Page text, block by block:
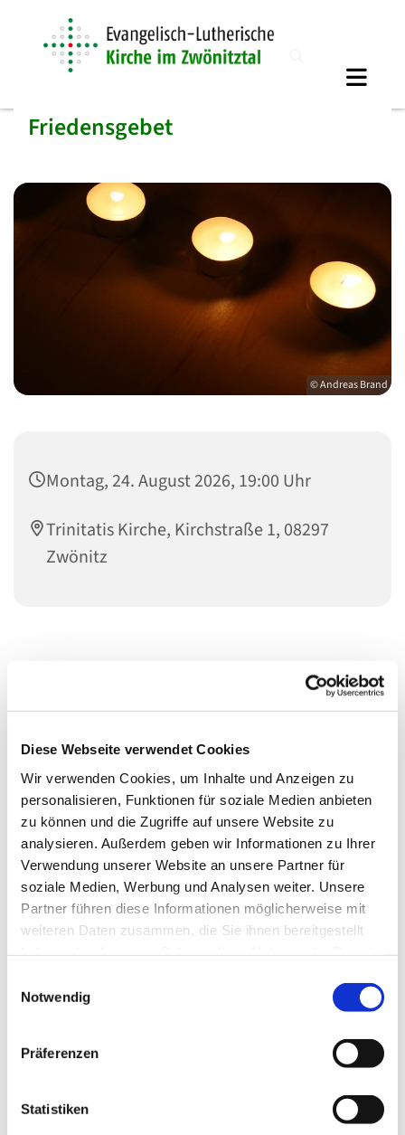
Diese Webseite verwendet Cookies
Wir verwenden Cookies, um Inhalte und Anzeigen zu
personalisieren, Funktionen für soziale Medien anbieten
zu können und die Zugriffe auf unsere Website zu
analysieren. Außerdem geben wir Informationen zu Ihrer
Verwendung unserer Website an unsere Partner für
soziale Medien, Werbung und Analysen weiter. Unsere
Partner führen diese Informationen möglicherweise mit
weiteren Daten zusammen, die Sie ihnen bereitgestellt
Notwendig
Präferenzen
Statistiken
Friedensgebet
© Andreas Brand
Montag, 24. August 2026, 19:00 Uhr
Trinitatis Kirche, Kirchstraße 1, 08297
Zwönitz
Dies könnte Sie auch interessieren